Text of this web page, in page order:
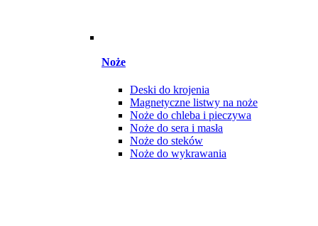
Noże
Deski do krojenia
Magnetyczne listwy na noże
Noże do chleba i pieczywa
Noże do sera i masła
Noże do steków
Noże do wykrawania